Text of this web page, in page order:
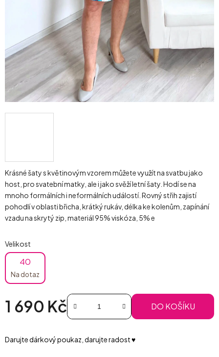
Krásné šaty s květinovým vzorem můžete využít na svatbu jako
host, pro svatební matky, ale i jako svěží letní šaty. Hodí se na
mnoho formálních i neformálních událostí. Rovný střih zajistí
pohodlí v oblasti břicha, krátký rukáv, délka ke kolenům, zapínání
vzadu na skrytý zip, materiál 95% viskóza, 5% e
Velikost
40
Na dotaz
1 690 Kč DO KOŠÍKU
Darujte dárkový poukaz, darujte radost ♥️